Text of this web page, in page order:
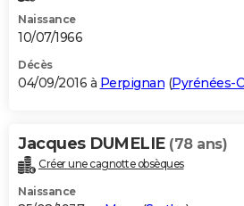
Naissance
10/07/1966
Décès
04/09/2016 à Perpignan (Pyrénées-
Jacques DUMELIE (78 ans)
Créer une cagnotte obsèques
Naissance